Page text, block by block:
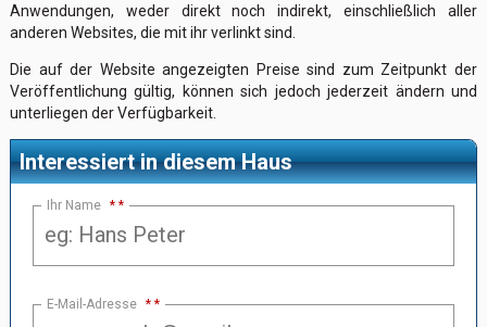
Anwendungen, weder direkt noch indirekt, einschließlich aller
anderen Websites, die mit ihr verlinkt sind.
Die auf der Website angezeigten Preise sind zum Zeitpunkt der
Veröffentlichung gültig, können sich jedoch jederzeit ändern und
unterliegen der Verfügbarkeit.
Interessiert in diesem Haus
Ihr Name *
E-Mail-Adresse *